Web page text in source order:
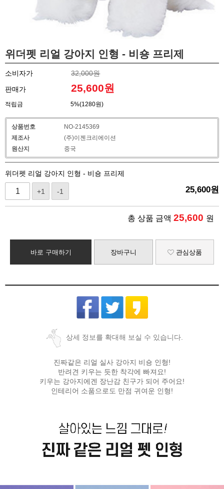
위더펫 리얼 강아지 인형 - 비숑 프리제
소비자가
32,000원
판매가
25,600원
적립금 5%(1280원)
상품번호
NO-2145369
제조사
(주)이젠크리에이션
원산지
중국
위더펫 리얼 강아지 인형 - 비숑 프리제
+1 -1 25,600원
총 상품 금액 25,600 원
바로 구매하기 장바구니 관심상품
상세 정보를 확대해 보실 수 있습니다.
진짜같은 리얼 실사 강아지 비숑 인형!
반려견 키우는 듯한 착각에 빠져요!
키우는 강아지에겐 장난감 친구가 되어 주어요!
인테리어 소품으로도 만점 귀여운 인형!